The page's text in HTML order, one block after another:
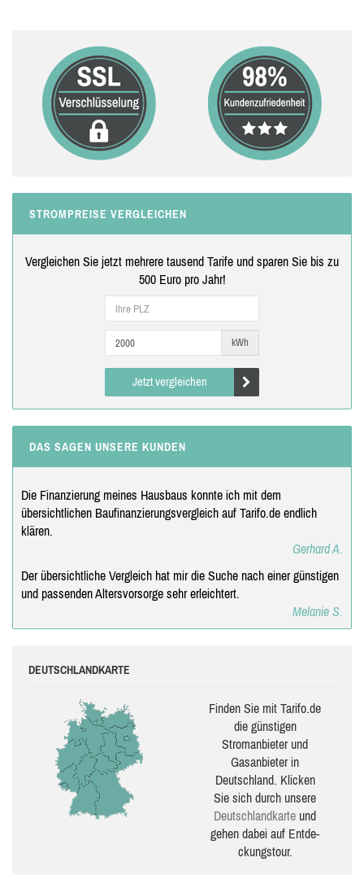
STROMPREISE VERGLEICHEN
Vergleichen Sie jetzt mehrere tausend Tarife und sparen Sie bis zu
500 Euro pro Jahr!
kWh
Jetzt vergleichen
DAS SAGEN UNSERE KUNDEN
Die Finanzierung meines Hausbaus konnte ich mit dem
übersichtlichen Baufinanzierungsvergleich auf Tarifo.de endlich
klären.
Gerhard A.
Der übersichtliche Vergleich hat mir die Suche nach einer günstigen
und passenden Altersvorsorge sehr erleichtert.
Melanie S.
DEUTSCHLANDKARTE
Finden Sie mit Tarifo.de
die güns­ti­gen
Stromanbieter und
Gasanbieter in
Deutschland. Klicken
Sie sich durch unsere
Deutsch­land­karte und
gehen dabei auf Ent­de­
ckungs­tour.